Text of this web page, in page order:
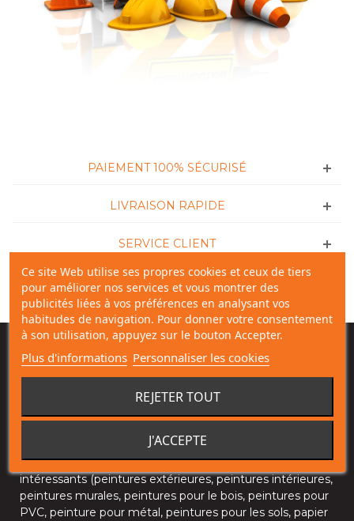
PAIEMENT 100% SÉCURISÉ
LIVRAISON RAPIDE
SERVICE CLIENT
NOS MAGASINS
Paint Trade Centre, le grossiste en peinture de référence
SurPaint Trade Centrevous pouvez faire jusqu’à60%
Découvrez un large choix de produits professionnels à prix
intéressants (peintures extérieures,peintures intérieures,
peintures murales, peintures pour le bois, peintures pour
PVC, peinture pour métal, peintures pour les sols, papier
Ce site Web utilise ses propres cookies et ceux de tiers
pour améliorer nos services et vous montrer des
publicités liées à vos préférences en analysant vos
habitudes de navigation. Pour donner votre consentement
à son utilisation, appuyez sur le bouton Accepter.
Plus d'informations Personnaliser les cookies
REJETER TOUT
J'ACCEPTE